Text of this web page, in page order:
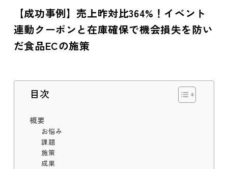
【成功事例】売上昨対比364%！イベント
連動クーポンと在庫確保で機会損失を防い
だ食品ECの施策
目次
概要
お悩み
課題
施策
成果